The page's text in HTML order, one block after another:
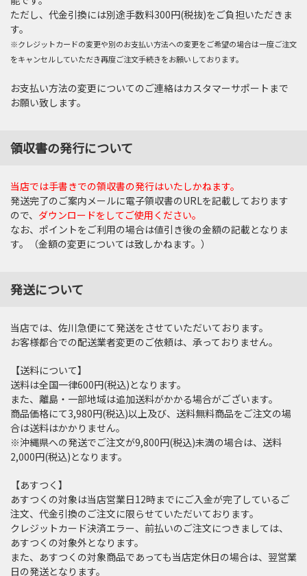
ただし、代金引換には別途手数料300円(税抜)をご負担いただきま
す。
※クレジットカードの変更や別のお支払い方法への変更をご希望の場合は一度ご注文
をキャンセルしていただき再度ご注文手続きをお願いしております。
お支払い方法の変更についてのご連絡はカスタマーサポートまで
お願い致します。
領収書の発行について
当店では手書きでの領収書の発行はいたしかねます。
発送完了のご案内メールに電子領収書のURLを記載しております
ので、 ダウンロードをしてご使用ください。
なお、ポイントをご利用の場合は値引き後の金額の記載となりま
す。（金額の変更については致しかねます。）
発送について
当店では、佐川急便にて発送をさせていただいております。
お客様都合での配送業者変更のご依頼は、承っておりません。
【送料について】
送料は全国一律600円(税込)となります。
また、離島・一部地域は追加送料がかかる場合がございます。
商品価格にて3,980円(税込)以上及び、送料無料商品をご注文の場
合は送料はかかりません。
※沖縄県への発送でご注文が9,800円(税込)未満の場合は、送料
2,000円(税込)となります。
【あすつく】
あすつくの対象は当店営業日12時までにご入金が完了しているご
注文、代金引換のご注文に限らせていただいております。
クレジットカード決済エラー、前払いのご注文につきましては、
あすつくの対象外となります。
また、あすつくの対象商品であっても当店定休日の場合は、翌営業
日の発送となります。